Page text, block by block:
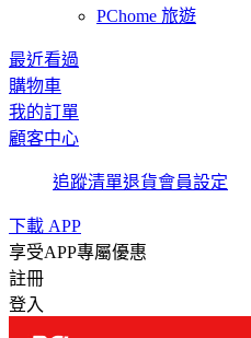
PChome 旅遊
最近看過
購物車
我的訂單
顧客中心
追蹤清單退貨會員設定
下載 APP
享受APP專屬優惠
註冊
登入